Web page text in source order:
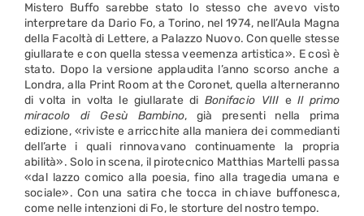
Mistero Buffo sarebbe stato lo stesso che avevo visto
interpretare da Dario Fo, a Torino, nel 1974, nell’Aula Magna
della Facoltà di Lettere, a Palazzo Nuovo. Con quelle stesse
giullarate e con quella stessa veemenza artistica». E così è
stato. Dopo la versione applaudita l’anno scorso anche a
Londra, alla Print Room at the Coronet, quella alterneranno
di volta in volta le giullarate di Bonifacio VIII e Il primo
miracolo di Gesù Bambino, già presenti nella prima
edizione, «riviste e arricchite alla maniera dei commedianti
dell’arte i quali rinnovavano continuamente la propria
abilità». Solo in scena, il pirotecnico Matthias Martelli passa
«dal lazzo comico alla poesia, fino alla tragedia umana e
sociale». Con una satira che tocca in chiave buffonesca,
come nelle intenzioni di Fo, le storture del nostro tempo.